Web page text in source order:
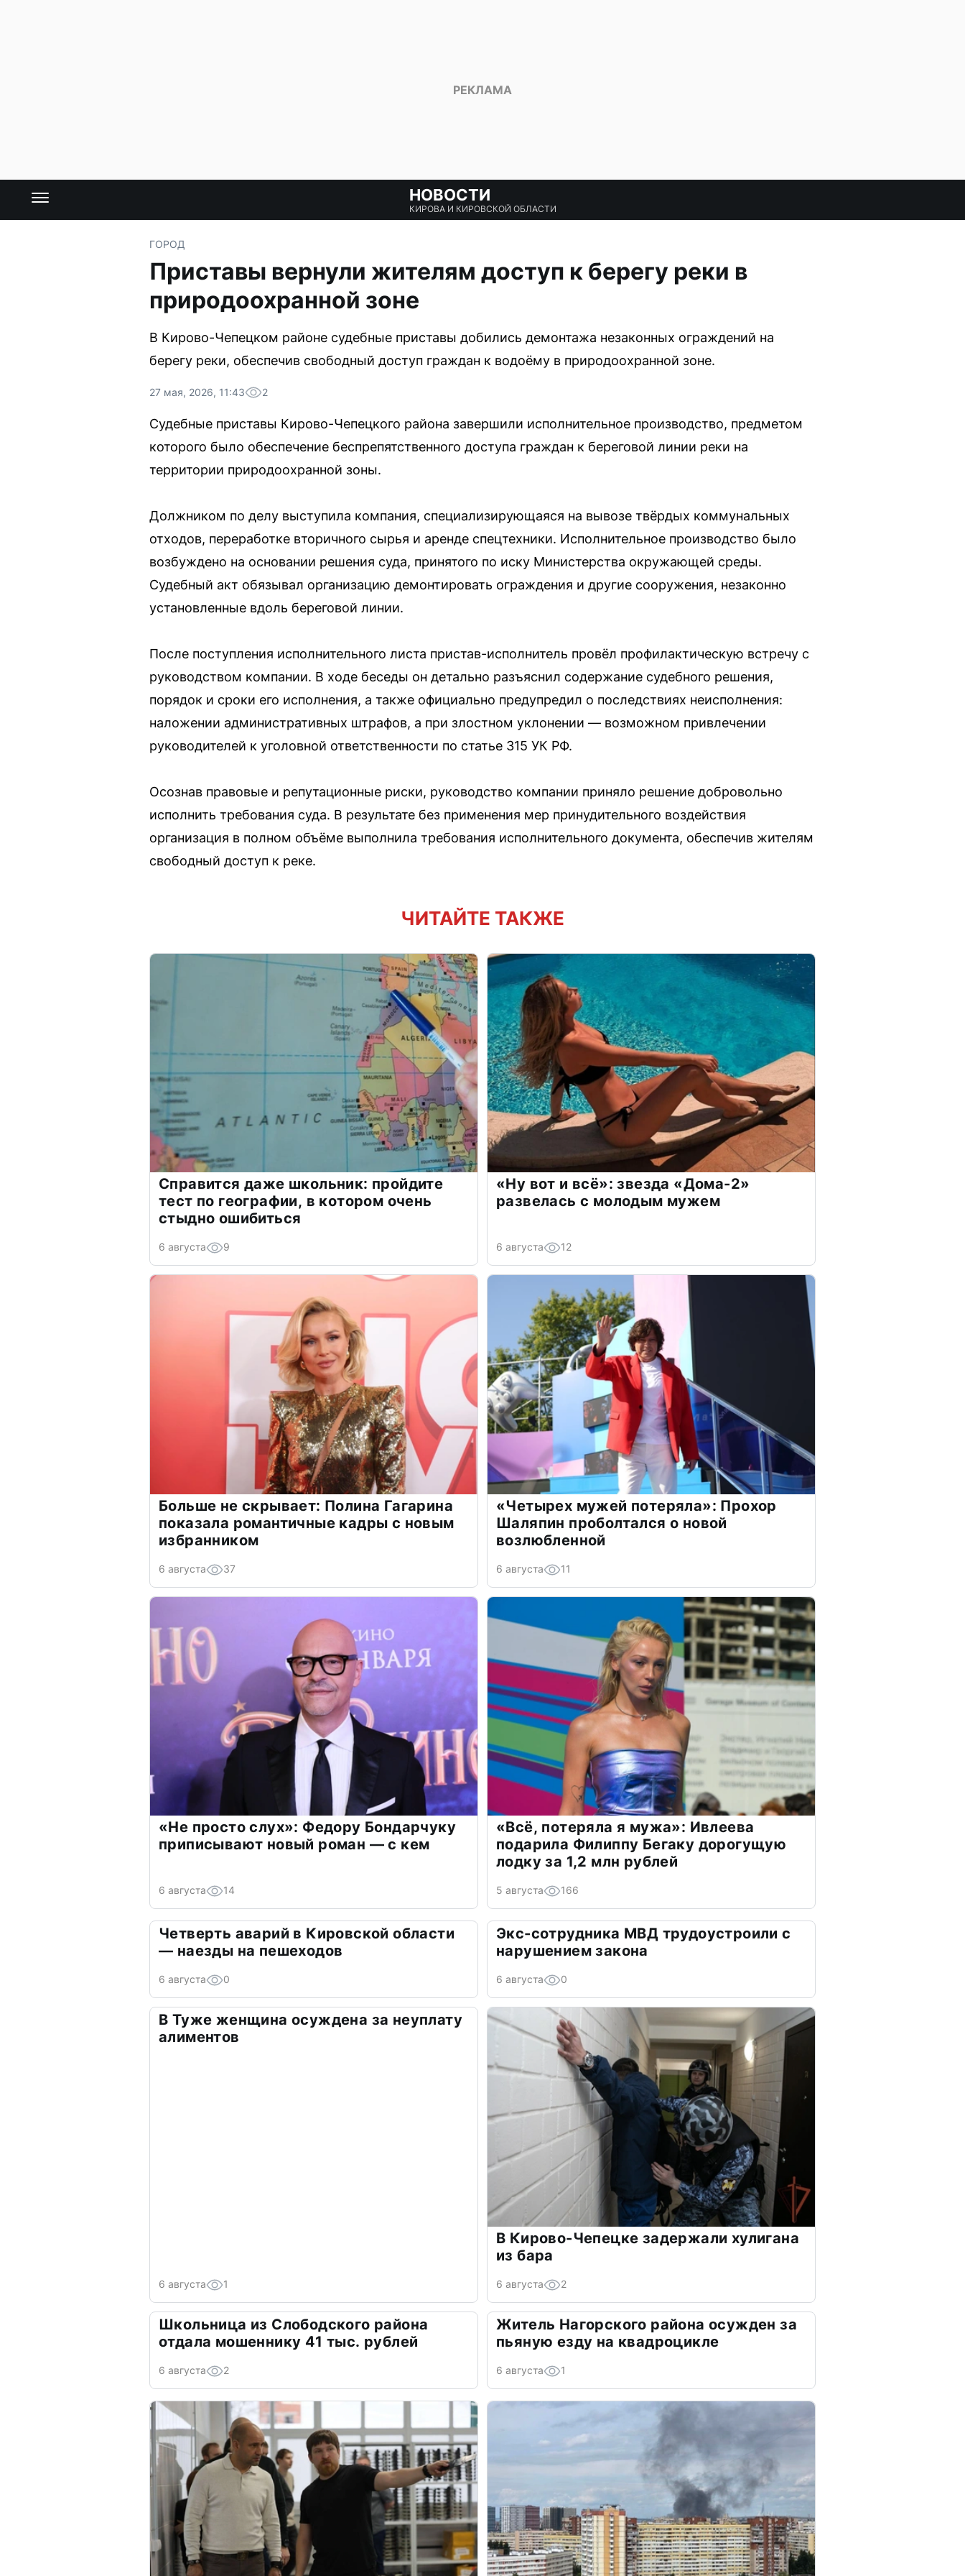
НОВОСТИ
КИРОВА И КИРОВСКОЙ ОБЛАСТИ
ГОРОД
Приставы вернули жителям доступ к берегу реки в
природоохранной зоне
В Кирово-Чепецком районе судебные приставы добились демонтажа незаконных ограждений на
берегу реки, обеспечив свободный доступ граждан к водоёму в природоохранной зоне.
27 мая, 2026, 11:43 2
Судебные приставы Кирово-Чепецкого района завершили исполнительное производство, предметом
которого было обеспечение беспрепятственного доступа граждан к береговой линии реки на
территории природоохранной зоны.
Должником по делу выступила компания, специализирующаяся на вывозе твёрдых коммунальных
отходов, переработке вторичного сырья и аренде спецтехники. Исполнительное производство было
возбуждено на основании решения суда, принятого по иску Министерства окружающей среды.
Судебный акт обязывал организацию демонтировать ограждения и другие сооружения, незаконно
установленные вдоль береговой линии.
После поступления исполнительного листа пристав-исполнитель провёл профилактическую встречу с
руководством компании. В ходе беседы он детально разъяснил содержание судебного решения,
порядок и сроки его исполнения, а также официально предупредил о последствиях неисполнения:
наложении административных штрафов, а при злостном уклонении — возможном привлечении
руководителей к уголовной ответственности по статье 315 УК РФ.
Осознав правовые и репутационные риски, руководство компании приняло решение добровольно
исполнить требования суда. В результате без применения мер принудительного воздействия
организация в полном объёме выполнила требования исполнительного документа, обеспечив жителям
свободный доступ к реке.
ЧИТАЙТЕ ТАКЖЕ
Справится даже школьник: пройдите
тест по географии, в котором очень
стыдно ошибиться
6 августа 9
«Ну вот и всё»: звезда «Дома-2»
развелась с молодым мужем
6 августа 12
Больше не скрывает: Полина Гагарина
показала романтичные кадры с новым
избранником
6 августа 37
«Четырех мужей потеряла»: Прохор
Шаляпин проболтался о новой
возлюбленной
6 августа 11
«Не просто слух»: Федору Бондарчуку
приписывают новый роман — с кем
6 августа 14
«Всё, потеряла я мужа»: Ивлеева
подарила Филиппу Бегаку дорогущую
лодку за 1,2 млн рублей
5 августа 166
Четверть аварий в Кировской области
— наезды на пешеходов
6 августа 0
Экс-сотрудника МВД трудоустроили с
нарушением закона
6 августа 0
В Туже женщина осуждена за неуплату
алиментов
6 августа 1
В Кирово-Чепецке задержали хулигана
из бара
6 августа 2
Школьница из Слободского района
отдала мошеннику 41 тыс. рублей
6 августа 2
Житель Нагорского района осужден за
пьяную езду на квадроцикле
6 августа 1